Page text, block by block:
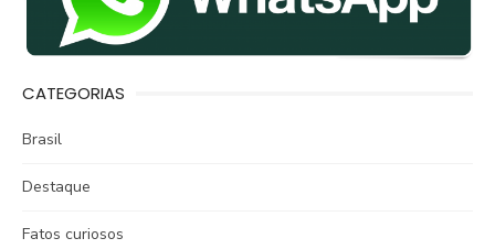
CATEGORIAS
Brasil
Destaque
Fatos curiosos